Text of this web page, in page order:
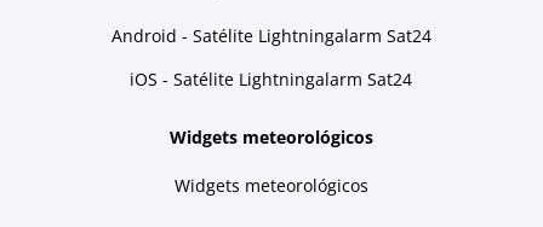
Android - Satélite Lightningalarm Sat24
iOS - Satélite Lightningalarm Sat24
Widgets meteorológicos
Widgets meteorológicos